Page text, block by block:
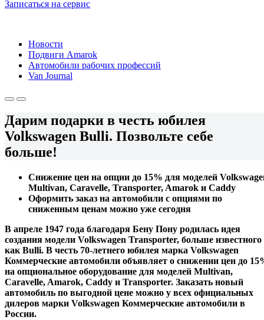
Записаться на сервис
Новости
Подвиги Amarok
Автомобили рабочих профессий
Van Journal
Дарим подарки в честь юбилея
Volkswagen Bulli. Позвольте себе
больше!
Снижение цен на опции до 15% для моделей
Multivan, Caravelle, Transporter, Amarok и Caddy
Оформить заказ на автомобили с опциями по
сниженным ценам можно уже сегодня
В апреле 1947 года благодаря Бену Пону родилась идея
создания модели Volkswagen Transporter, больше известного
как Bulli. В честь 70-летнего юбилея марка Volkswagen
Коммерческие автомобили объявляет о снижении цен до
на опциональное оборудование для моделей Multivan,
Caravelle, Amarok, Caddy и Transporter. Заказать новый
автомобиль по выгодной цене можно у всех официальных
дилеров марки Volkswagen Коммерческие автомобили в
России.